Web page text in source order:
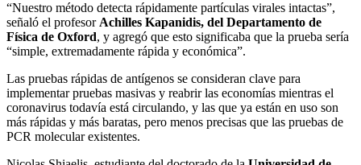
“Nuestro método detecta rápidamente partículas virales intactas”,
señaló el profesor Achilles Kapanidis, del Departamento de
Física de Oxford, y agregó que esto significaba que la prueba sería
“simple, extremadamente rápida y económica”.
Las pruebas rápidas de antígenos se consideran clave para
implementar pruebas masivas y reabrir las economías mientras el
coronavirus todavía está circulando, y las que ya están en uso son
más rápidas y más baratas, pero menos precisas que las pruebas de
PCR molecular existentes.